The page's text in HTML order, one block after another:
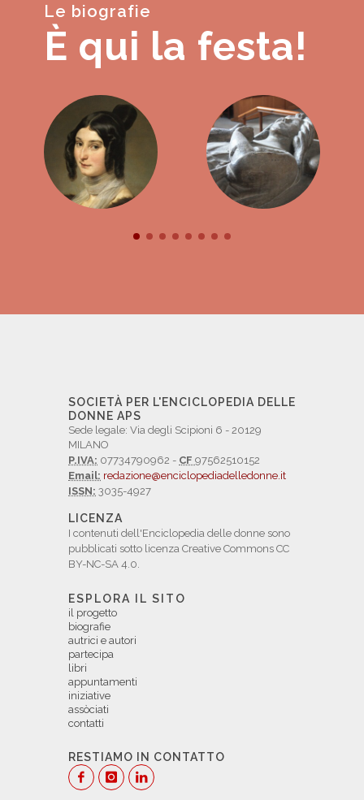
Le biografie
È qui la festa!
SOCIETÀ PER L'ENCICLOPEDIA DELLE
DONNE APS
Sede legale: Via degli Scipioni 6 - 20129
MILANO
P.IVA: 07734790962 - CF 97562510152
Email: redazione@enciclopediadelledonne.it
ISSN: 3035-4927
LICENZA
I contenuti dell'Enciclopedia delle donne sono
pubblicati sotto licenza Creative Commons CC
BY-NC-SA 4.0.
ESPLORA IL SITO
il progetto
biografie
autrici e autori
partecipa
libri
appuntamenti
iniziative
assòciati
contatti
RESTIAMO IN CONTATTO